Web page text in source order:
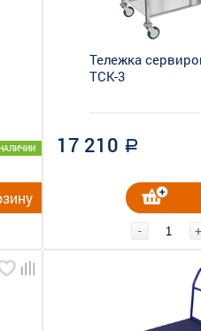
Тележка
ТСК-3
17 210 a
- +